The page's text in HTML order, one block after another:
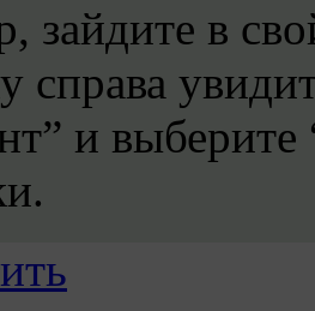
зайдите в
справа
и